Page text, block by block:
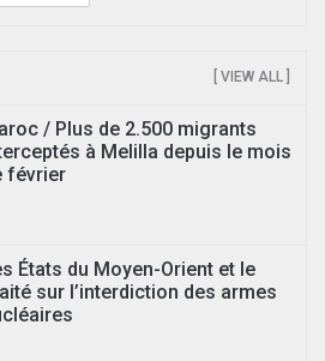
[ VIEW ALL ]
/ Plus de 2.500 migrants
à Melilla depuis le mois
février
États du Moyen-Orient et le
sur l’interdiction des armes